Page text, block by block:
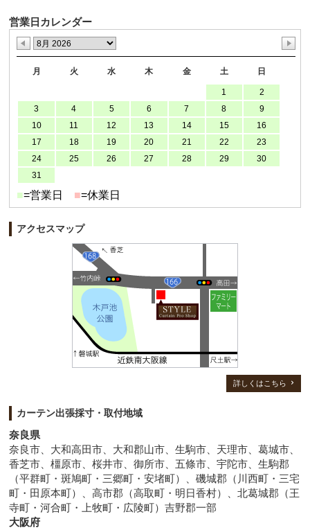
営業日カレンダー
月 火 水 木 金 土 日
1
2
3
4 5 6 7 8
9
10
11 12 13 14 15
16
17
18 19 20 21 22
23
24
25 26 27 28 29
30
31
■=営業日 ■=休業日
アクセスマップ
詳しくはこちら
カーテン出張採寸・取付地域
奈良県
奈良市、大和高田市、大和郡山市、生駒市、天理市、葛城市、
香芝市、橿原市、桜井市、御所市、五條市、宇陀市、生駒郡
（平群町・斑鳩町・三郷町・安堵町）、磯城郡（川西町・三宅
町・田原本町）、高市郡（高取町・明日香村）、北葛城郡（王
寺町・河合町・上牧町・広陵町）吉野郡一部
大阪府